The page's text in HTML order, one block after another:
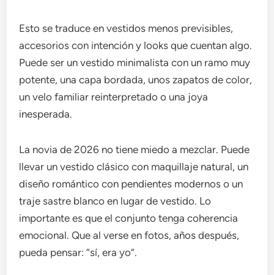
Esto se traduce en vestidos menos previsibles,
accesorios con intención y looks que cuentan algo.
Puede ser un vestido minimalista con un ramo muy
potente, una capa bordada, unos zapatos de color,
un velo familiar reinterpretado o una joya
inesperada.
La novia de 2026 no tiene miedo a mezclar. Puede
llevar un vestido clásico con maquillaje natural, un
diseño romántico con pendientes modernos o un
traje sastre blanco en lugar de vestido. Lo
importante es que el conjunto tenga coherencia
emocional. Que al verse en fotos, años después,
pueda pensar: “sí, era yo”.